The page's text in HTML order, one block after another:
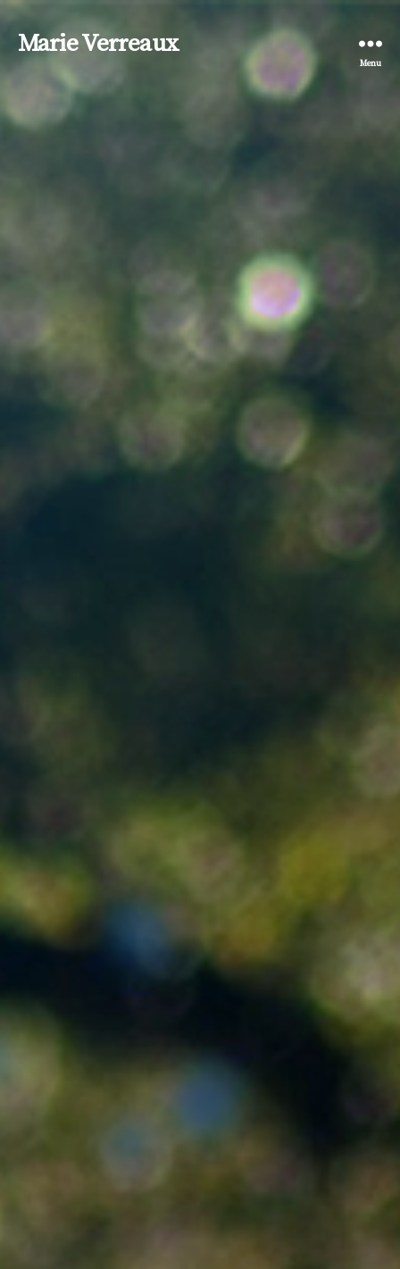
Marie Verreaux
Menu